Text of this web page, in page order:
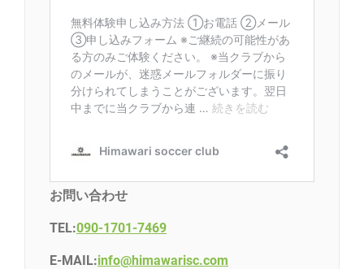
お問い合わせ
TEL:090-1701-7469
E-MAIL:info@himawarisc.com